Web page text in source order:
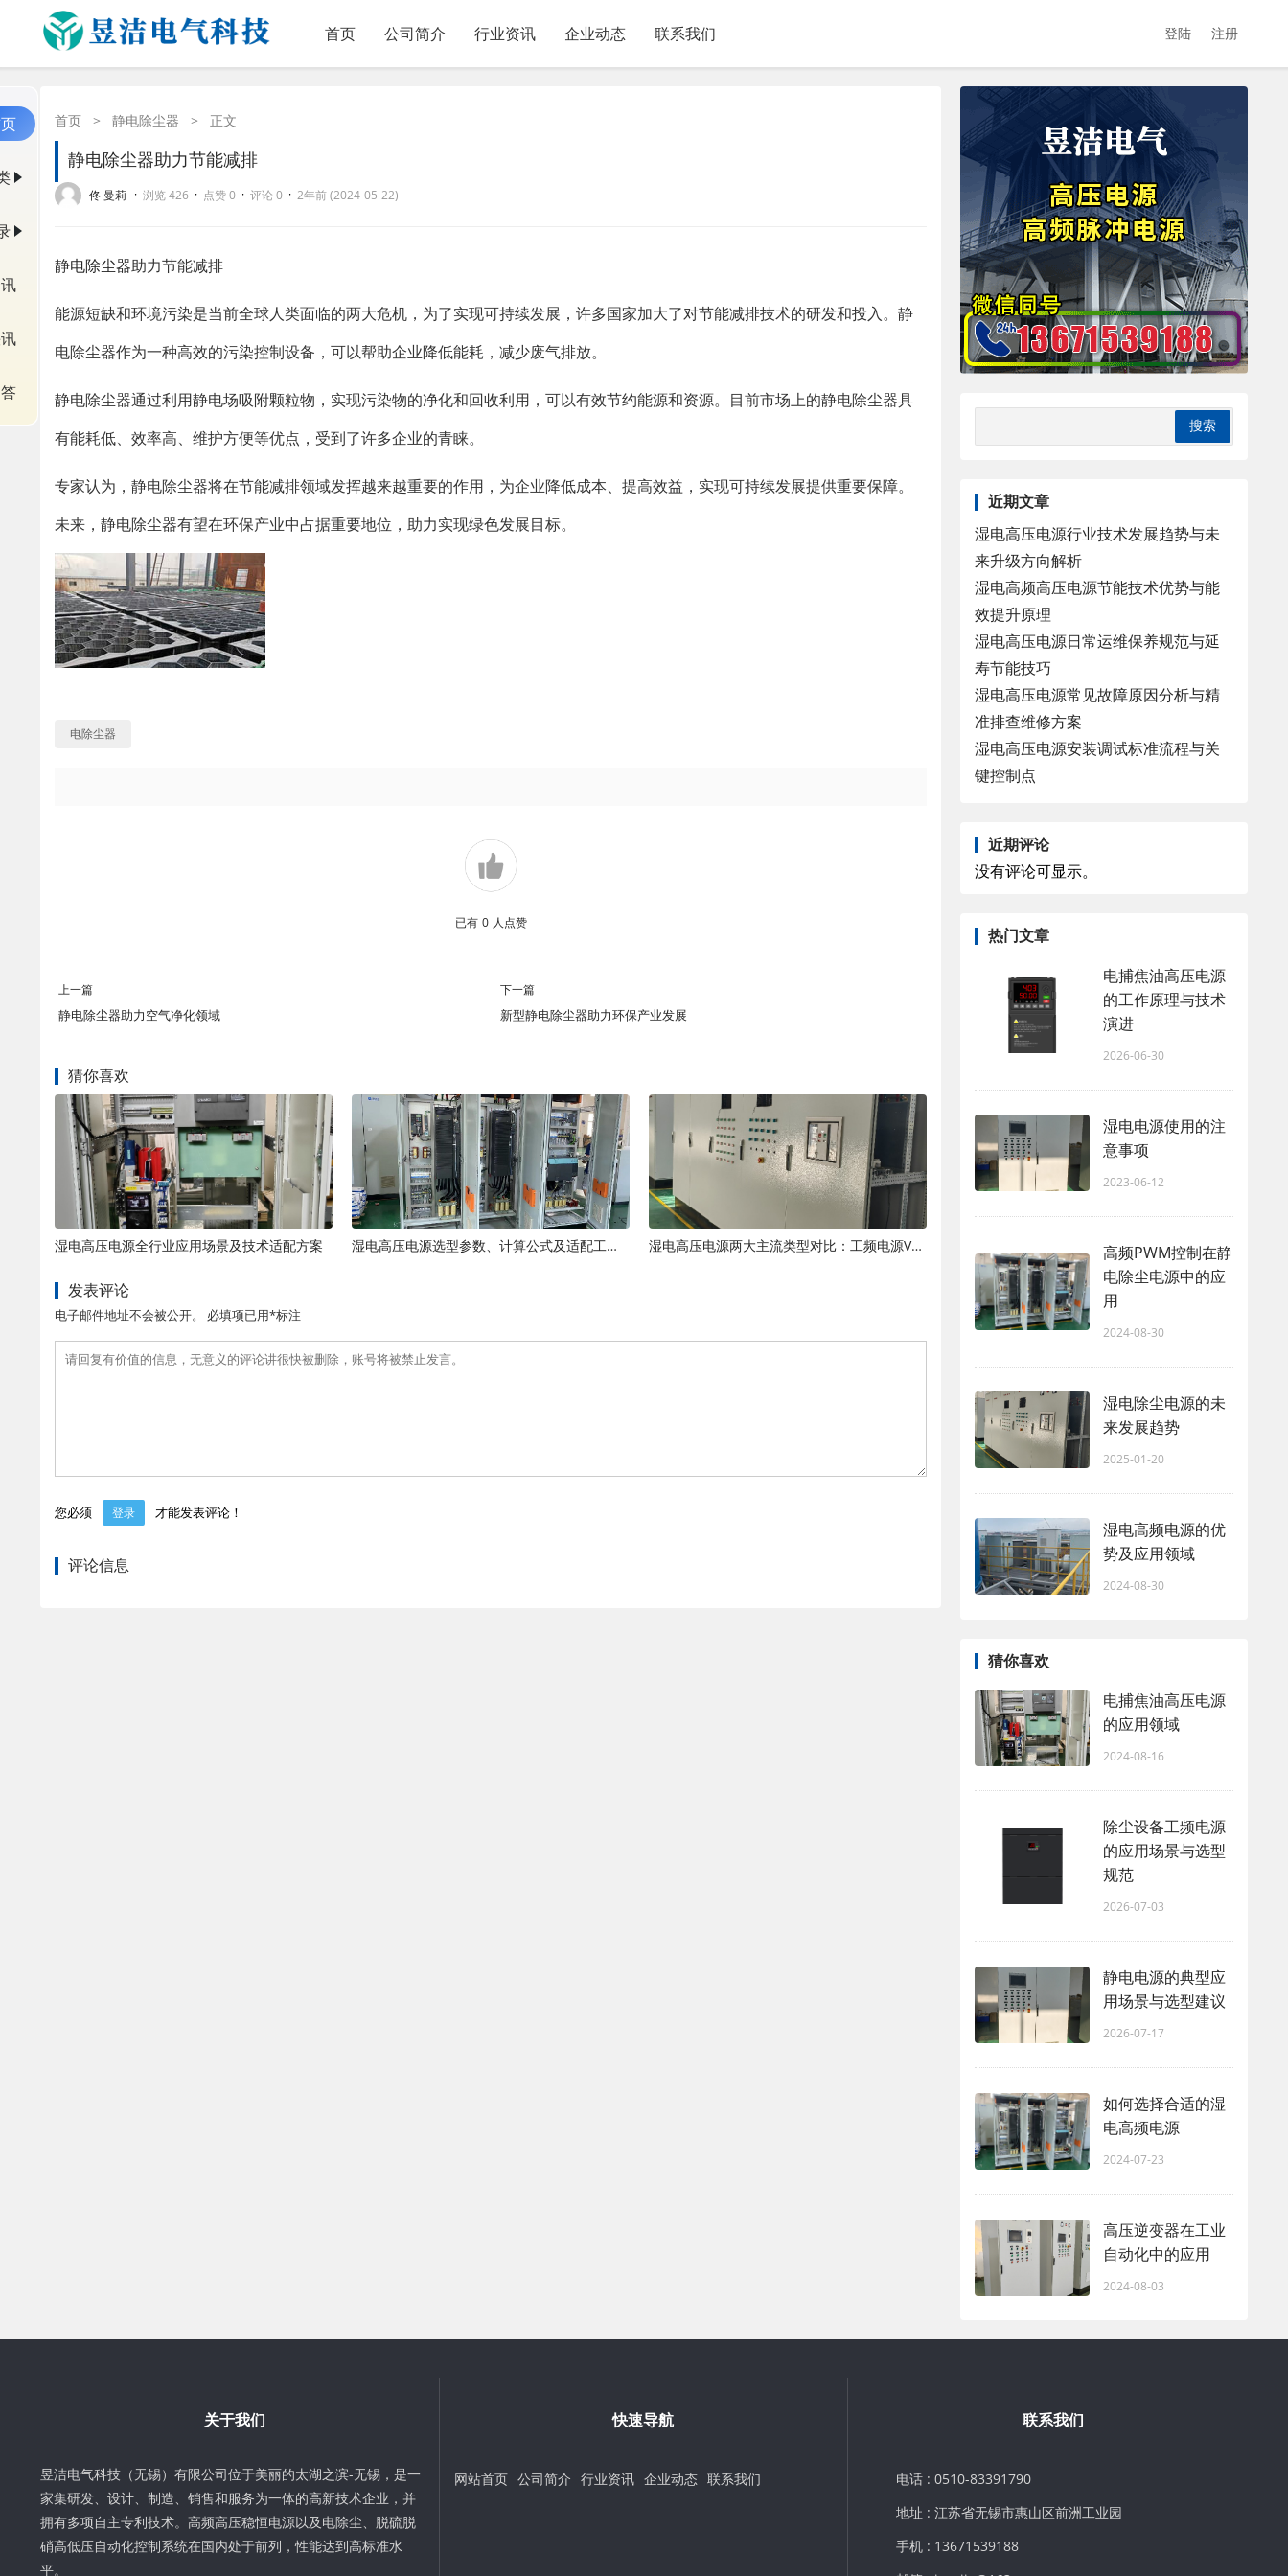
首页 公司简介 行业资讯 企业动态 联系我们 登陆 注册
首页 > 静电除尘器 > 正文
静电除尘器助力节能减排
佟 曼莉 · 浏览 426 · 点赞 0 · 评论 0 · 2年前 (2024-05-22)
静电除尘器助力节能减排
能源短缺和环境污染是当前全球人类面临的两大危机，为了实现可持续发展，许多国家加大了对节能减排技术的研发和投入。静
电除尘器作为一种高效的污染控制设备，可以帮助企业降低能耗，减少废气排放。
静电除尘器通过利用静电场吸附颗粒物，实现污染物的净化和回收利用，可以有效节约能源和资源。目前市场上的静电除尘器具
有能耗低、效率高、维护方便等优点，受到了许多企业的青睐。
专家认为，静电除尘器将在节能减排领域发挥越来越重要的作用，为企业降低成本、提高效益，实现可持续发展提供重要保障。
未来，静电除尘器有望在环保产业中占据重要地位，助力实现绿色发展目标。
电除尘器
已有 0 人点赞
上一篇
静电除尘器助力空气净化领域
下一篇
新型静电除尘器助力环保产业发展
猜你喜欢
湿电高压电源全行业应用场景及技术适配方案 湿电高压电源选型参数、计算公式及适配工况指南 湿电高压电源两大主流类型对比：工频电源VS高频电源
发表评论
电子邮件地址不会被公开。 必填项已用*标注
您必须 登录 才能发表评论！
评论信息
近期文章
湿电高压电源行业技术发展趋势与未
来升级方向解析
湿电高频高压电源节能技术优势与能
效提升原理
湿电高压电源日常运维保养规范与延
寿节能技巧
湿电高压电源常见故障原因分析与精
准排查维修方案
湿电高压电源安装调试标准流程与关
键控制点
近期评论
没有评论可显示。
热门文章
电捕焦油高压电源
的工作原理与技术
演进
2026-06-30
湿电电源使用的注
意事项
2023-06-12
高频PWM控制在静
电除尘电源中的应
用
2024-08-30
湿电除尘电源的未
来发展趋势
2025-01-20
湿电高频电源的优
势及应用领域
2024-08-30
猜你喜欢
电捕焦油高压电源
的应用领域
2024-08-16
除尘设备工频电源
的应用场景与选型
规范
2026-07-03
静电电源的典型应
用场景与选型建议
2026-07-17
如何选择合适的湿
电高频电源
2024-07-23
高压逆变器在工业
自动化中的应用
2024-08-03
关于我们
昱洁电气科技（无锡）有限公司位于美丽的太湖之滨-无锡，是一
家集研发、设计、制造、销售和服务为一体的高新技术企业，并
拥有多项自主专利技术。高频高压稳恒电源以及电除尘、脱硫脱
硝高低压自动化控制系统在国内处于前列，性能达到高标准水
平。
快速导航
网站首页 公司简介 行业资讯 企业动态 联系我们
联系我们
电话 : 0510-83391790
地址 : 江苏省无锡市惠山区前洲工业园
手机 : 13671539188